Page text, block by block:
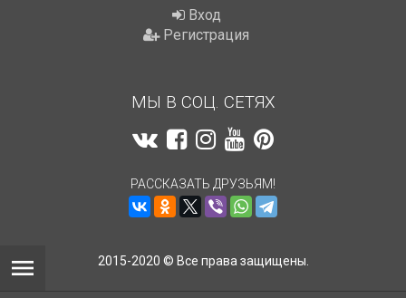
Вход
Регистрация
МЫ В СОЦ. СЕТЯХ
РАССКАЗАТЬ ДРУЗЬЯМ!
2015-2020 © Все права защищены.